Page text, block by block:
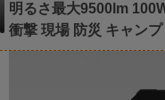
明るさ最大9500lm
衝撃 現場 防災 キャン